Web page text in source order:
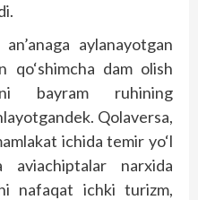
aylanayotgan
qo‘shimcha dam olish
bayram ruhining
Qolaversa,
ichida temir yo‘l
narxida
nafaqat ichki turizm,